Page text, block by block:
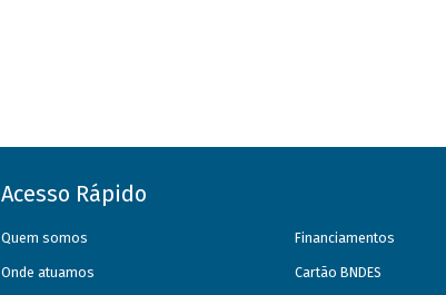
Acesso Rápido
Quem somos
Onde atuamos
Financiamentos
Cartão BNDES